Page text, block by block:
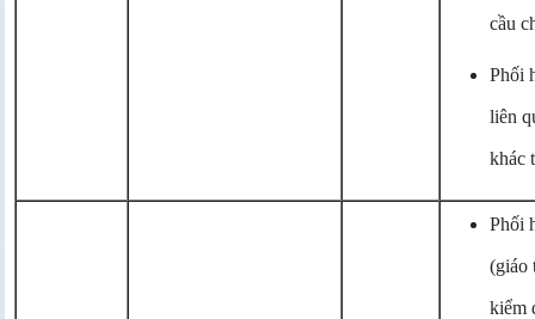
cầu
Phối
liên
khác
Phối
(giáo
kiểm